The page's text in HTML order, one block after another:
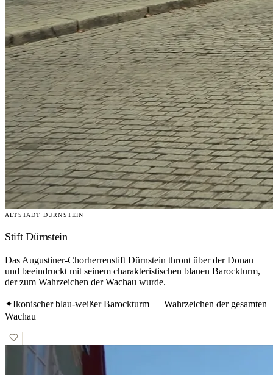
ALTSTADT DÜRNSTEIN
Stift Dürnstein
Das Augustiner-Chorherrenstift Dürnstein thront über der Donau
und beeindruckt mit seinem charakteristischen blauen Barockturm,
der zum Wahrzeichen der Wachau wurde.
✦Ikonischer blau-weißer Barockturm — Wahrzeichen der gesamten
Wachau